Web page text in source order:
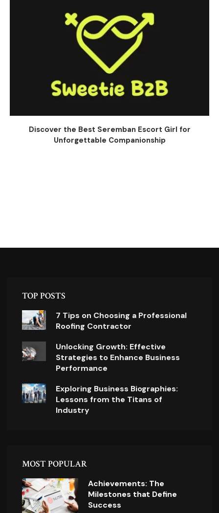
Discover the Best Seremban Escort Girl for
Unforgettable Companionship
TOP POSTS
7 Tips on Choosing a Professional
Roofing Contractor
Unlocking Growth: Effective
Strategies to Enhance Business
Performance
Exploring Business Biographies:
Lessons from the Titans of
Industry
MOST POPULAR
Achievements: The
Milestones that Define
Success